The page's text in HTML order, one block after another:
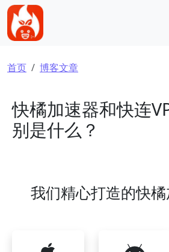
跳转到主要内容
面包屑
首页 博客文章
快橘加速器和快连
别是什么？
我们精心打造的快